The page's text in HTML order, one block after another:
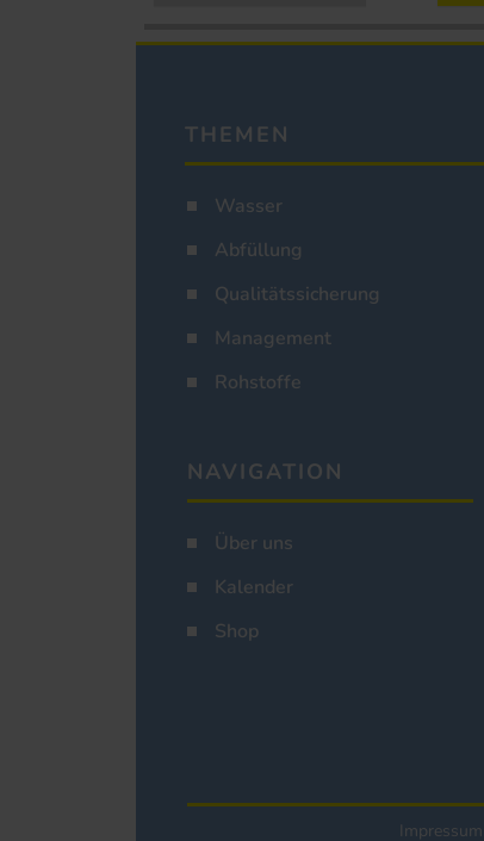
THEMEN
Wasser
Abfüllung
Qualitätssicherung
Management
Rohstoffe
NAVIGATION
Über uns
Kalender
Shop
Impressum